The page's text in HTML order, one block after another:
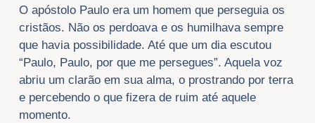
O apóstolo Paulo era um homem que perseguia os
cristãos. Não os perdoava e os humilhava sempre
que havia possibilidade. Até que um dia escutou
“Paulo, Paulo, por que me persegues”. Aquela voz
abriu um clarão em sua alma, o prostrando por terra
e percebendo o que fizera de ruim até aquele
momento.